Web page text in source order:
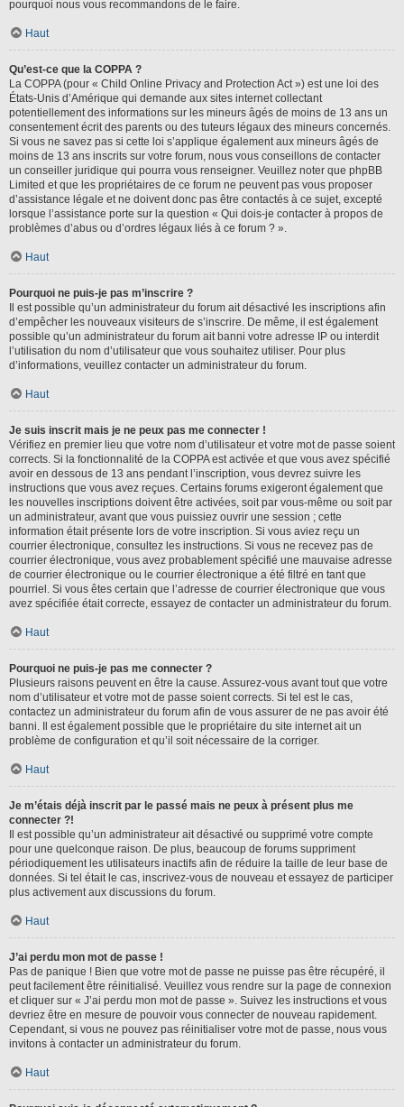
pourquoi nous vous recommandons de le faire.
Haut
Qu’est-ce que la COPPA ?
La COPPA (pour « Child Online Privacy and Protection Act ») est une loi des
États-Unis d’Amérique qui demande aux sites internet collectant
potentiellement des informations sur les mineurs âgés de moins de 13 ans un
consentement écrit des parents ou des tuteurs légaux des mineurs concernés.
Si vous ne savez pas si cette loi s’applique également aux mineurs âgés de
moins de 13 ans inscrits sur votre forum, nous vous conseillons de contacter
un conseiller juridique qui pourra vous renseigner. Veuillez noter que phpBB
Limited et que les propriétaires de ce forum ne peuvent pas vous proposer
d’assistance légale et ne doivent donc pas être contactés à ce sujet, excepté
lorsque l’assistance porte sur la question « Qui dois-je contacter à propos de
problèmes d’abus ou d’ordres légaux liés à ce forum ? ».
Haut
Pourquoi ne puis-je pas m’inscrire ?
Il est possible qu’un administrateur du forum ait désactivé les inscriptions afin
d’empêcher les nouveaux visiteurs de s’inscrire. De même, il est également
possible qu’un administrateur du forum ait banni votre adresse IP ou interdit
l’utilisation du nom d’utilisateur que vous souhaitez utiliser. Pour plus
d’informations, veuillez contacter un administrateur du forum.
Haut
Je suis inscrit mais je ne peux pas me connecter !
Vérifiez en premier lieu que votre nom d’utilisateur et votre mot de passe soient
corrects. Si la fonctionnalité de la COPPA est activée et que vous avez spécifié
avoir en dessous de 13 ans pendant l’inscription, vous devrez suivre les
instructions que vous avez reçues. Certains forums exigeront également que
les nouvelles inscriptions doivent être activées, soit par vous-même ou soit par
un administrateur, avant que vous puissiez ouvrir une session ; cette
information était présente lors de votre inscription. Si vous aviez reçu un
courrier électronique, consultez les instructions. Si vous ne recevez pas de
courrier électronique, vous avez probablement spécifié une mauvaise adresse
de courrier électronique ou le courrier électronique a été filtré en tant que
pourriel. Si vous êtes certain que l’adresse de courrier électronique que vous
avez spécifiée était correcte, essayez de contacter un administrateur du forum.
Haut
Pourquoi ne puis-je pas me connecter ?
Plusieurs raisons peuvent en être la cause. Assurez-vous avant tout que votre
nom d’utilisateur et votre mot de passe soient corrects. Si tel est le cas,
contactez un administrateur du forum afin de vous assurer de ne pas avoir été
banni. Il est également possible que le propriétaire du site internet ait un
problème de configuration et qu’il soit nécessaire de la corriger.
Haut
Je m’étais déjà inscrit par le passé mais ne peux à présent plus me
connecter ?!
Il est possible qu’un administrateur ait désactivé ou supprimé votre compte
pour une quelconque raison. De plus, beaucoup de forums suppriment
périodiquement les utilisateurs inactifs afin de réduire la taille de leur base de
données. Si tel était le cas, inscrivez-vous de nouveau et essayez de participer
plus activement aux discussions du forum.
Haut
J’ai perdu mon mot de passe !
Pas de panique ! Bien que votre mot de passe ne puisse pas être récupéré, il
peut facilement être réinitialisé. Veuillez vous rendre sur la page de connexion
et cliquer sur « J’ai perdu mon mot de passe ». Suivez les instructions et vous
devriez être en mesure de pouvoir vous connecter de nouveau rapidement.
Cependant, si vous ne pouvez pas réinitialiser votre mot de passe, nous vous
invitons à contacter un administrateur du forum.
Haut